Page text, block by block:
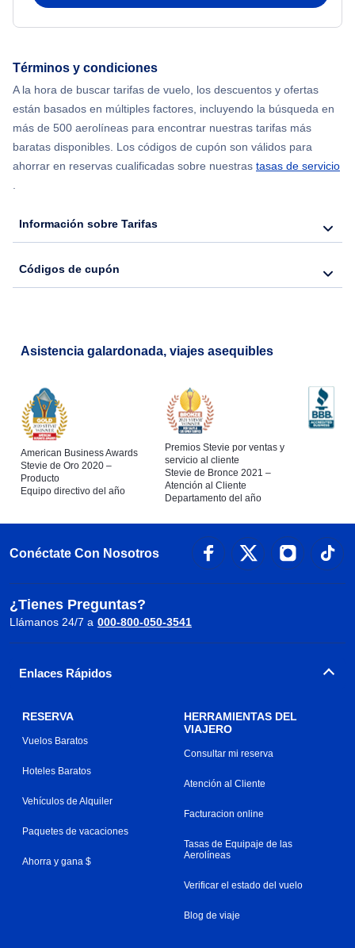
Términos y condiciones
A la hora de buscar tarifas de vuelo, los descuentos y ofertas
están basados en múltiples factores, incluyendo la búsqueda en
más de 500 aerolíneas para encontrar nuestras tarifas más
baratas disponibles. Los códigos de cupón son válidos para
ahorrar en reservas cualificadas sobre nuestras tasas de servicio
.
Información sobre Tarifas
Códigos de cupón
Asistencia galardonada, viajes asequibles
American Business Awards
Stevie de Oro 2020 –
Producto
Equipo directivo del año
Premios Stevie por ventas y
servicio al cliente
Stevie de Bronce 2021 –
Atención al Cliente
Departamento del año
Conéctate Con Nosotros
¿Tienes Preguntas?
Llámanos 24/7 a 000-800-050-3541
Enlaces Rápidos
RESERVA
Vuelos Baratos
Hoteles Baratos
Vehículos de Alquiler
Paquetes de vacaciones
Ahorra y gana $
HERRAMIENTAS DEL
VIAJERO
Consultar mi reserva
Atención al Cliente
Facturacion online
Tasas de Equipaje de las
Aerolíneas
Verificar el estado del vuelo
Blog de viaje